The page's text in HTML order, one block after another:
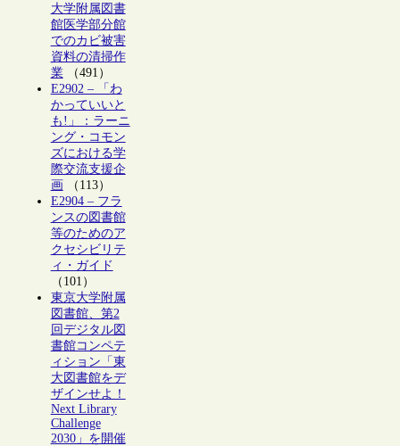
大学附属図書
館医学部分館
でのカビ被害
資料の清掃作
業（491）
E2902 – 「わ
かっていいと
も!」：ラーニ
ング・コモン
ズにおける学
際交流支援企
画（113）
E2904 – フラ
ンスの図書館
等のためのア
クセシビリテ
ィ・ガイド
（101）
東京大学附属
図書館、第2
回デジタル図
書館コンペテ
ィション「東
大図書館をデ
ザインせよ！
Next Library
Challenge
2030」を開催